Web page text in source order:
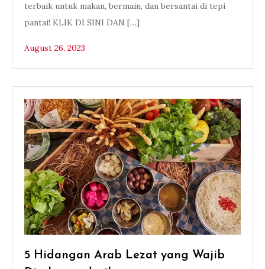
terbaik untuk makan, bermain, dan bersantai di tepi
pantai! KLIK DI SINI DAN […]
August 26, 2023
5 Hidangan Arab Lezat yang Wajib